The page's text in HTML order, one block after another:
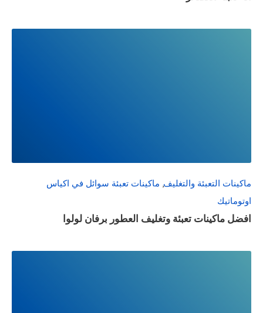
ماكينات التعبئة والتغليف, ماكينات تعبئة سوائل في اكياس
اوتوماتيك
افضل ماكينات تعبئة وتغليف العطور برفان لولوا